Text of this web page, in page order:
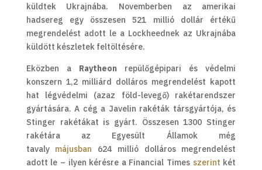
küldtek Ukrajnába. Novemberben az amerikai
hadsereg egy összesen 521 millió dollár értékű
megrendelést adott le a Lockheednek az Ukrajnába
küldött készletek feltöltésére.
Eközben a Raytheonrepülőgépipari és védelmi
konszern 1,2 milliárd dolláros megrendelést kapott
hat légvédelmi (azaz föld-levegő) rakétarendszer
gyártására. A cég a Javelin rakéták társgyártója, és
Stinger rakétákat is gyárt. Összesen 1300 Stinger
rakétára az Egyesült Államok még
tavaly májusban 624 millió dolláros megrendelést
adott le – ilyen kérésre a Financial Times szerint két